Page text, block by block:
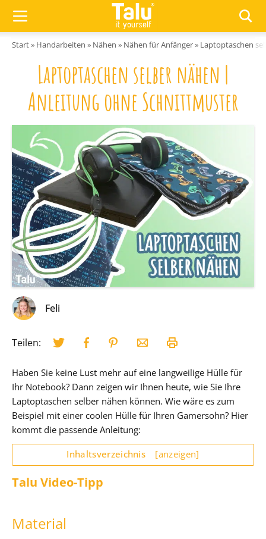
Start» Handarbeiten » Nähen » Nähen für Anfänger» Laptoptaschen
Laptoptaschen selber nähen |
Anleitung ohne Schnittmuster
Feli
Teilen:
Haben Sie keine Lust mehr auf eine langweilige Hülle für
Ihr Notebook? Dann zeigen wir Ihnen heute, wie Sie Ihre
Laptoptaschen selber nähen können. Wie wäre es zum
Beispiel mit einer coolen Hülle für Ihren Gamersohn? Hier
kommt die passende Anleitung:
Inhaltsverzeichnis [anzeigen]
Talu Video-Tipp
Material